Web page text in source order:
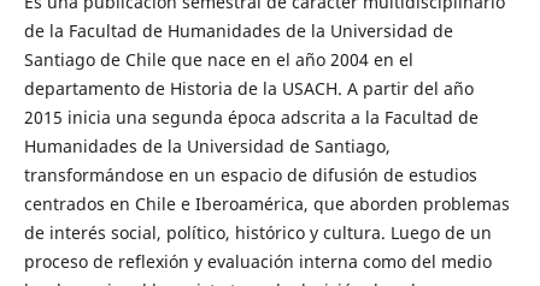
de la Facultad de Humanidades de la Universidad de
Santiago de Chile que nace en el año 2004 en el
departamento de Historia de la USACH. A partir del año
2015 inicia una segunda época adscrita a la Facultad de
Humanidades de la Universidad de Santiago,
transformándose en un espacio de difusión de estudios
centrados en Chile e Iberoamérica, que aborden problemas
de interés social, político, histórico y cultura. Luego de un
proceso de reflexión y evaluación interna como del medio